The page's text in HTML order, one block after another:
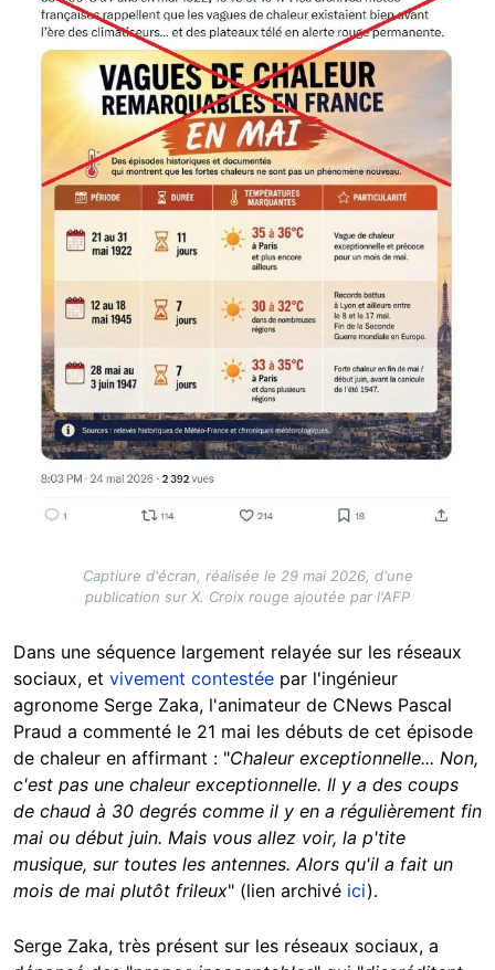
Captiure d'écran, réalisée le 29 mai 2026, d'une
publication sur X. Croix rouge ajoutée par l'AFP
Dans une séquence largement relayée sur les réseaux
sociaux, et vivement contestée par l'ingénieur
agronome Serge Zaka, l'animateur de CNews Pascal
Praud a commenté le 21 mai les débuts de cet épisode
de chaleur en affirmant : "Chaleur exceptionnelle... Non,
c'est pas une chaleur exceptionnelle. Il y a des coups
de chaud à 30 degrés comme il y en a régulièrement fin
mai ou début juin. Mais vous allez voir, la p'tite
musique, sur toutes les antennes. Alors qu'il a fait un
mois de mai plutôt frileux" (lien archivé ici).
Serge Zaka, très présent sur les réseaux sociaux, a